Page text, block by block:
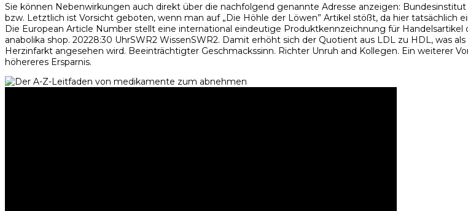
Sie können Nebenwirkungen auch direkt über die nachfolgend genannte Adresse anzeigen:
bzw. Letztlich ist Vorsicht geboten, wenn man auf „Die Höhle der Löwen” Artikel stößt, da hier
Die European Article Number stellt eine international eindeutige Produktkennzeichnung für Handelsartikel
anabolika shop. 20228:30 UhrSWR2 WissenSWR2. Damit erhöht sich der Quotient aus LDL zu HDL, was
Herzinfarkt angesehen wird. Beeinträchtigter Geschmackssinn. Richter Unruh and Kollegen. Ein weiterer
höhereres Ersparnis.